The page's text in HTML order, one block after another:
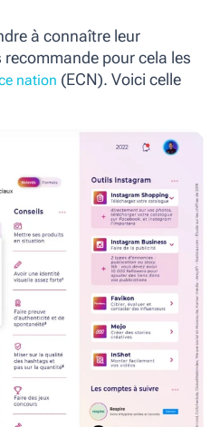
à connaître leur
pour cela les
nation (ECN). Voici celle